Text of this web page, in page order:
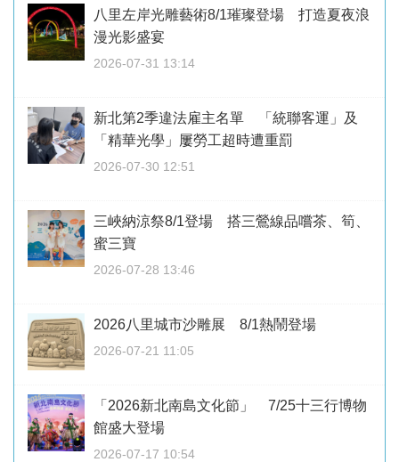
八里左岸光雕藝術8/1璀璨登場 打造夏夜浪
漫光影盛宴
2026-07-31 13:14
新北第2季違法雇主名單 「統聯客運」及
「精華光學」屢勞工超時遭重罰
2026-07-30 12:51
三峽納涼祭8/1登場 搭三鶯線品嚐茶、筍、
蜜三寶
2026-07-28 13:46
2026八里城市沙雕展 8/1熱鬧登場
2026-07-21 11:05
「2026新北南島文化節」 7/25十三行博物
館盛大登場
2026-07-17 10:54